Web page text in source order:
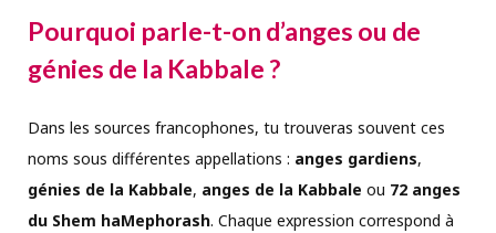
Pourquoi parle-t-on d’anges ou de
génies de la Kabbale ?
Dans les sources francophones, tu trouveras souvent ces
noms sous différentes appellations : anges gardiens,
génies de la Kabbale, anges de la Kabbale ou 72 anges
du Shem haMephorash. Chaque expression correspond à